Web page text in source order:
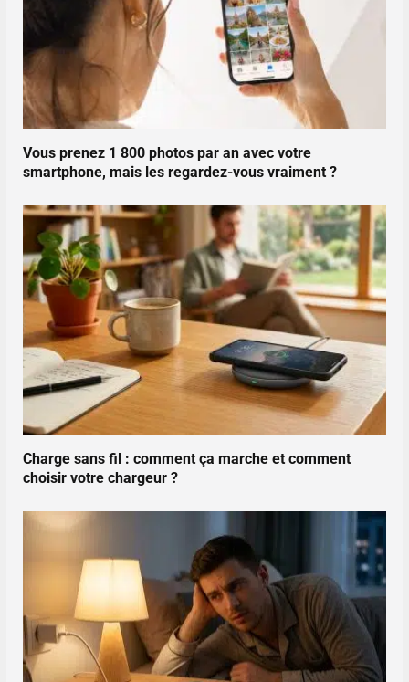
Vous prenez 1 800 photos par an avec votre
smartphone, mais les regardez-vous vraiment ?
Charge sans fil : comment ça marche et comment
choisir votre chargeur ?